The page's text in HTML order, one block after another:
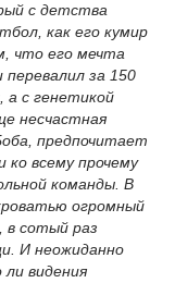
с детства
как его кумир
что его мечта
за 150
а с генетикой
несчастная
предпочитает
ко всему прочему
команды. В
огромный
в сотый раз
И неожиданно
видения